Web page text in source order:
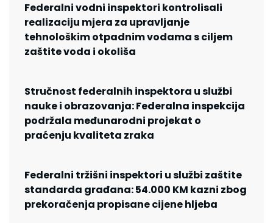
Federalni vodni inspektori kontrolisali
realizaciju mjera za upravljanje
tehnološkim otpadnim vodama s ciljem
zaštite voda i okoliša
Stručnost federalnih inspektora u službi
nauke i obrazovanja: Federalna inspekcija
podržala međunarodni projekat o
praćenju kvaliteta zraka
Federalni tržišni inspektori u službi zaštite
standarda građana: 54.000 KM kazni zbog
prekoračenja propisane cijene hljeba